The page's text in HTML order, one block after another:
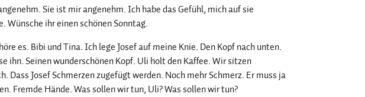
Sie ist mir angenehm. Ich habe das Gefühl, mich auf sie
Wünsche ihr einen schönen Sonntag.
es. Bibi und Tina. Ich lege Josef auf meine Knie. Den Kopf nach unten.
ihn. Seinen wunderschönen Kopf. Uli holt den Kaffee. Wir sitzen
Dass Josef Schmerzen zugefügt werden. Noch mehr Schmerz. Er muss ja
Fremde Hände. Was sollen wir tun, Uli? Was sollen wir tun?